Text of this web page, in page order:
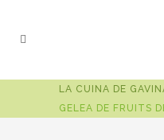
LA CUINA DE
GELEA DE FRUITS